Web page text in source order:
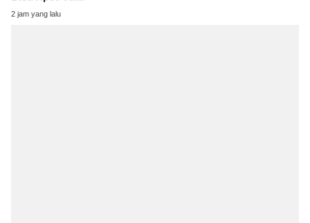
2 jam yang lalu